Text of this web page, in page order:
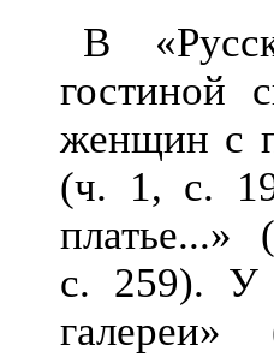
В
гостиной
женщин с
(ч. 1, с.
с. 259). У